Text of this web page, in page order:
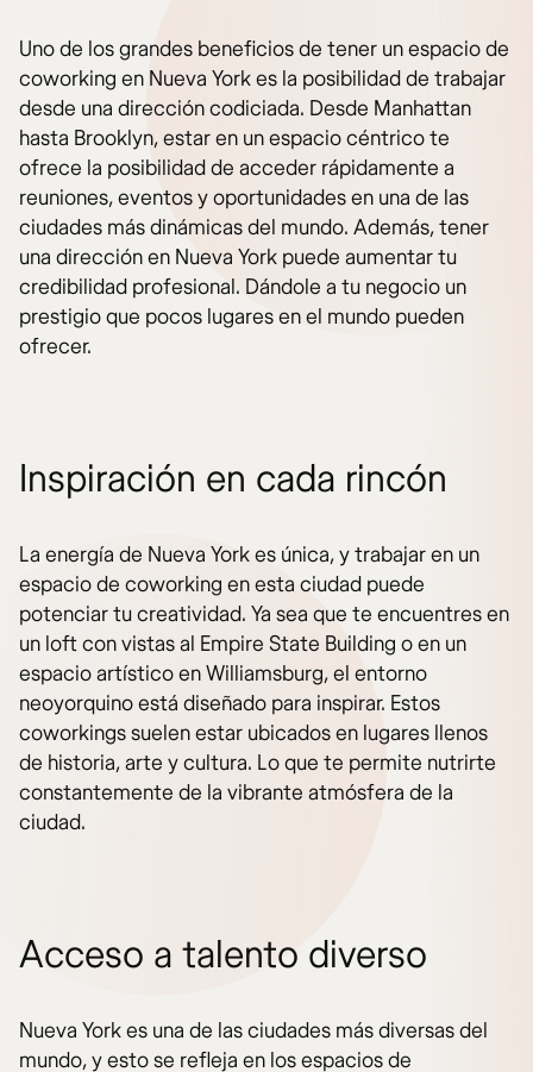
Uno de los grandes beneficios de tener un espacio de
coworking en Nueva York es la posibilidad de trabajar
desde una dirección codiciada. Desde Manhattan
hasta Brooklyn, estar en un espacio céntrico te
ofrece la posibilidad de acceder rápidamente a
reuniones, eventos y oportunidades en una de las
ciudades más dinámicas del mundo. Además, tener
una dirección en Nueva York puede aumentar tu
credibilidad profesional. Dándole a tu negocio un
prestigio que pocos lugares en el mundo pueden
ofrecer.
Inspiración en cada rincón
La energía de Nueva York es única, y trabajar en un
espacio de coworking en esta ciudad puede
potenciar tu creatividad. Ya sea que te encuentres en
un loft con vistas al Empire State Building o en un
espacio artístico en Williamsburg, el entorno
neoyorquino está diseñado para inspirar. Estos
coworkings suelen estar ubicados en lugares llenos
de historia, arte y cultura. Lo que te permite nutrirte
constantemente de la vibrante atmósfera de la
ciudad.
Acceso a talento diverso
Nueva York es una de las ciudades más diversas del
mundo, y esto se refleja en los espacios de